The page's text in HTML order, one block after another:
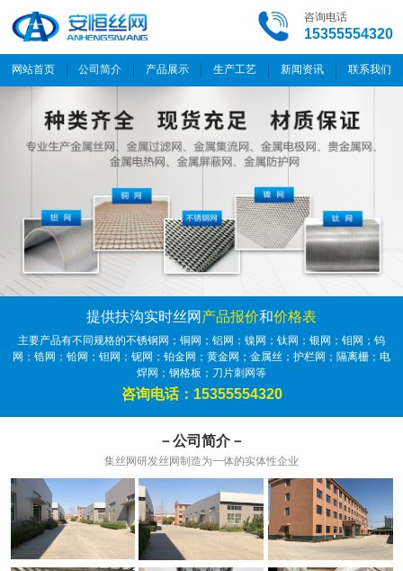
咨询电话
15355554320
网站首页 公司简介 产品展示 生产工艺 新闻资讯 联系我们
提供扶沟实时丝网 产品报价和价格表
主要产品有不同规格的不锈钢网；铜网；铝网；镍网；钛网；银网；钼网；钨
网；锆网；铪网；钽网；铌网；铂金网；黄金网；金属丝；护栏网；隔离栅；电
焊网；钢格板；刀片刺网等
咨询电话：15355554320
－公司简介－
集丝网研发丝网制造为一体的实体性企业